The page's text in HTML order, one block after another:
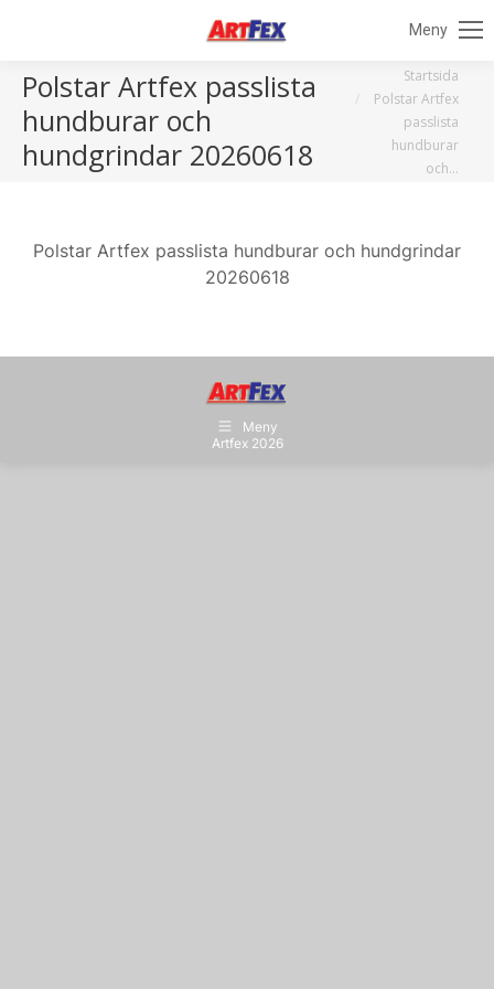
Meny
Polstar Artfex passlista
hundburar och
hundgrindar 20260618
Du är här:Startsida
Polstar Artfex
passlista
hundburar
och…
Polstar Artfex passlista hundburar och hundgrindar
20260618
Meny
Artfex 2026